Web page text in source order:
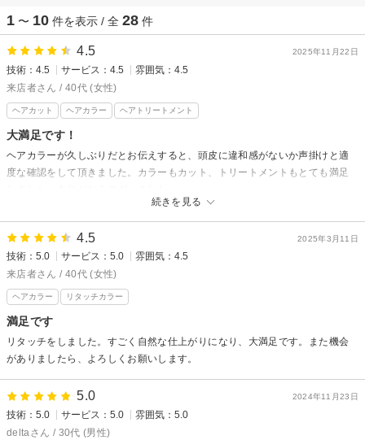
1 〜 10 件を表示 / 全 28 件
2025年11月22日
4.5
技術：4.5 サービス：4.5
雰囲気：4.5
来店者さん / 40代 (女性)
ヘアカット ヘアカラー ヘアトリートメント
大満足です！
続きを見る
ヘアカラーが久しぶりだとお伝えすると、頭皮に違和感がないか声掛けと適
度な確認をして頂きました。カラーもカット、トリートメントもとても満足
2025年3月11日
4.5
技術：5.0 サービス：5.0
雰囲気：4.5
来店者さん / 40代 (女性)
ヘアカラー リタッチカラー
満足です
リタッチをしました。すごく自然な仕上がりになり、大満足です。また機会
がありましたら、よろしくお願いします。
2024年11月23日
5.0
技術：5.0 サービス：5.0
雰囲気：5.0
deltaさん / 30代 (男性)